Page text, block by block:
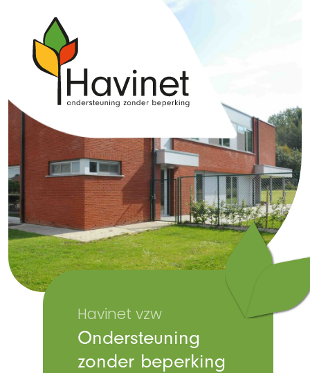
Havinet vzw
Ondersteuning
zonder beperking